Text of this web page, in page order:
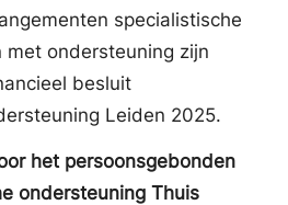
specialistische
met ondersteuning zijn
besluit
Leiden 2025.
het persoonsgebonden
ondersteuning Thuis